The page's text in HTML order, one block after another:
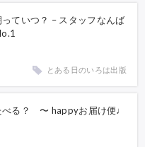
ていつ？ – スタッフなんば
とある日のいろは出版
べる？ 〜 happyお届け便♩